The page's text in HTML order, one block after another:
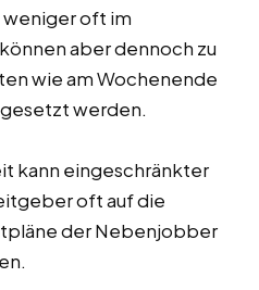
oft im
aber dennoch zu
wie am Wochenende
werden.
kann eingeschränkter
oft auf die
der Nebenjobber